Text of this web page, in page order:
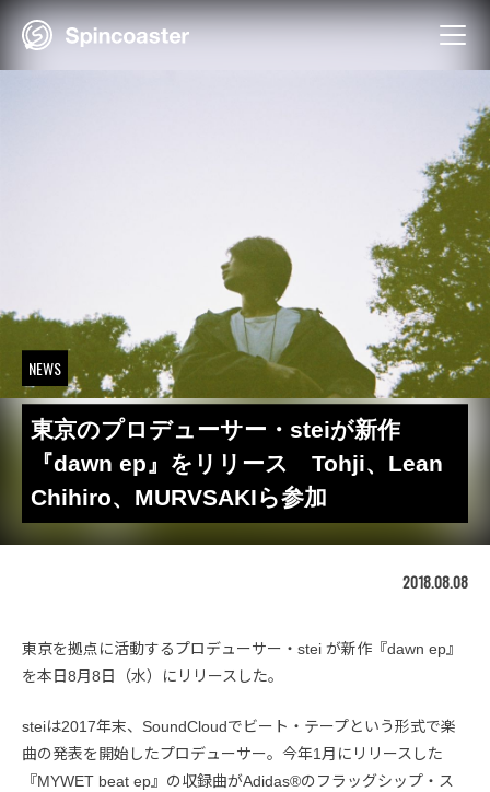
Skip
NEWS
東京のプロデューサー・steiが新作
『dawn ep』をリリース Tohji、Lean
Chihiro、MURVSAKIら参加
2018.08.08
東京を拠点に活動するプロデューサー・stei が新作『dawn ep』
を本日8月8日（水）にリリースした。
steiは2017年末、SoundCloudでビート・テープという形式で楽
曲の発表を開始したプロデューサー。今年1月にリリースした
『MYWET beat ep』の収録曲がAdidas®のフラッグシップ・ス